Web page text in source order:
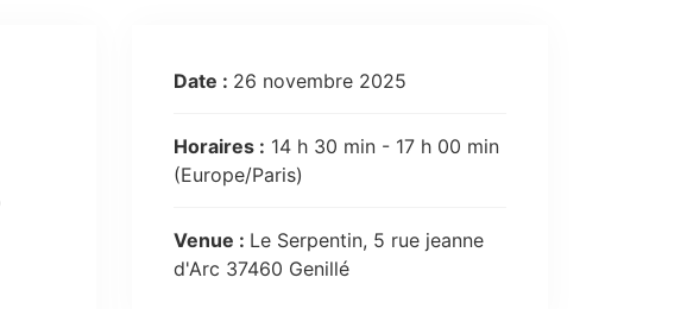
Date : 26 novembre 2025
Horaires : 14 h 30 min - 17 h 00 min
(Europe/Paris)
Venue : Le Serpentin, 5 rue jeanne
d'Arc 37460 Genillé